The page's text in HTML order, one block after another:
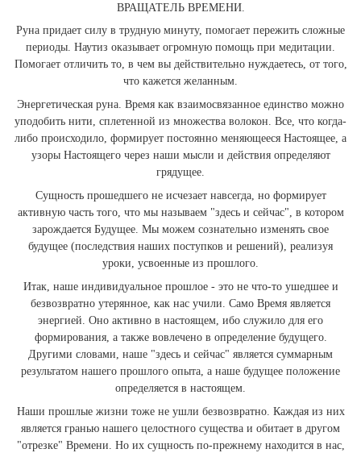
ВРАЩАТЕЛЬ ВРЕМЕНИ.
Руна придает силу в трудную минуту, помогает пережить сложные
периоды. Наутиз оказывает огромную помощь при медитации.
Помогает отличить то, в чем вы действительно нуждаетесь, от того,
что кажется желанным.
Энергетическая руна. Время как взаимосвязанное единство можно
уподобить нити, сплетенной из множества волокон. Все, что когда-
либо происходило, формирует постоянно меняющееся Настоящее, а
узоры Настоящего через наши мысли и действия определяют
грядущее.
Сущность прошедшего не исчезает навсегда, но формирует
активную часть того, что мы называем "здесь и сейчас", в котором
зарождается Будущее. Мы можем сознательно изменять свое
будущее (последствия наших поступков и решений), реализуя
уроки, усвоенные из прошлого.
Итак, наше индивидуальное прошлое - это не что-то ушедшее и
безвозвратно утерянное, как нас учили. Само Время является
энергией. Оно активно в настоящем, ибо служило для его
формирования, а также вовлечено в определение будущего.
Другими словами, наше "здесь и сейчас" является суммарным
результатом нашего прошлого опыта, а наше будущее положение
определяется в настоящем.
Наши прошлые жизни тоже не ушли безвозвратно. Каждая из них
является гранью нашего целостного существа и обитает в другом
"отрезке" Времени. Но их сущность по-прежнему находится в нас,